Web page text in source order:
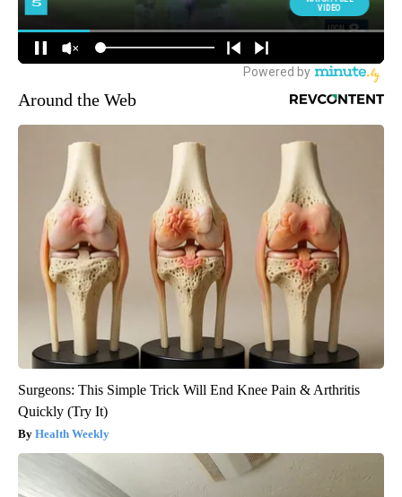
Around the Web
Surgeons: This Simple Trick Will End Knee Pain & Arthritis
Quickly (Try It)
Health Weekly